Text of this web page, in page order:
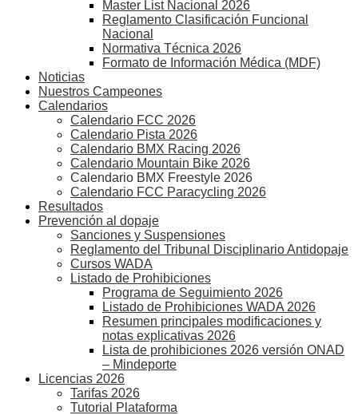
Master List Nacional 2026
Reglamento Clasificación Funcional
Nacional
Normativa Técnica 2026
Formato de Información Médica (MDF)
Noticias
Nuestros Campeones
Calendarios
Calendario FCC 2026
Calendario Pista 2026
Calendario BMX Racing 2026
Calendario Mountain Bike 2026
Calendario BMX Freestyle 2026
Calendario FCC Paracycling 2026
Resultados
Prevención al dopaje
Sanciones y Suspensiones
Reglamento del Tribunal Disciplinario Antidopaje
Cursos WADA
Listado de Prohibiciones
Programa de Seguimiento 2026
Listado de Prohibiciones WADA 2026
Resumen principales modificaciones y
notas explicativas 2026
Lista de prohibiciones 2026 versión ONAD
– Mindeporte
Licencias 2026
Tarifas 2026
Tutorial Plataforma